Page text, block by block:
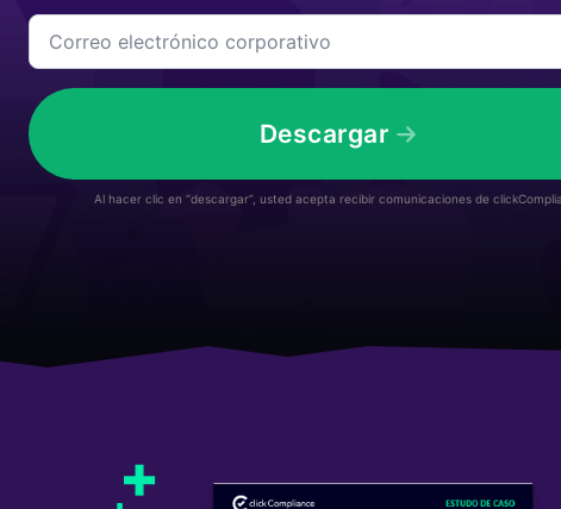
la
Empresa
*
Correo
electrónico
corporativo
Descargar
Al hacer clic en “descargar”, usted acepta recibir comunicaciones de